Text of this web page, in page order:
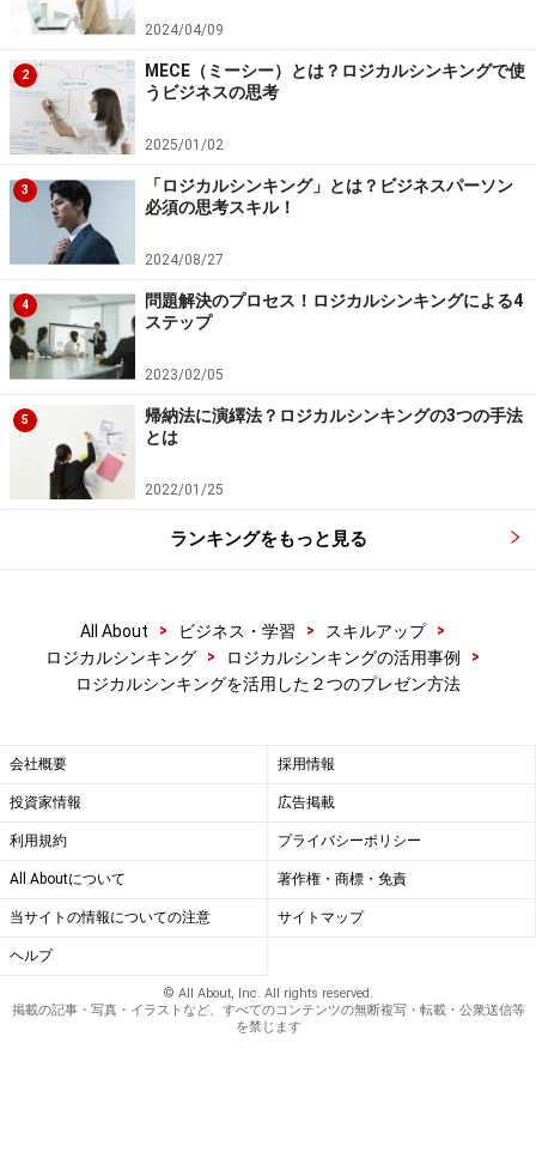
「単刀直入に結論からお話しますと」
というのが、最初に結論ありきの伝え方です。結論だけ
では納得いかないので、その結論にいたった理由を補足
していき、続いて結論をサポートする事例や根拠、デー
タなどについて補足していきます。結論→理由→データ
という順番で、トップダウンで構成されます。
これは、ロジカルシンキングの手法でいう、ロジックツ
リーのツリー構造と同じ構造で話すということにほかな
りません。
ロジックツリーの構成をもとにしているPREPプレゼン方法
例えば、このロジックツリーをもとに、PERP法で話す
■結論
■理由
これにいたった理由を3つをあげます。1にコスト面、2
にサポート面、3に拡張性とインテグレーションが理由
です。これらの3つの面で競合と比較検討を行った結
果、D社がもっとも有利と結論しました。
■データ
では、その結論をご納得いただくために、まずは1のコ
2024/04/09
2
MECE（ミーシー）とは？ロジカルシンキングで使
うビジネスの思考
2025/01/02
3
「ロジカルシンキング」とは？ビジネスパーソン
必須の思考スキル！
2024/08/27
4
問題解決のプロセス！ロジカルシンキングによる4
ステップ
2023/02/05
5
帰納法に演繹法？ロジカルシンキングの3つの手法
とは
2022/01/25
ランキングをもっと見る
All About > ビジネス・学習 > スキルアップ
>
ロジカルシンキング
> ロジカルシンキングの活用事例
>
ロジカルシンキングを活用した２つのプレゼン方法
会社概要 採用情報
投資家情報 広告掲載
利用規約 プライバシーポリシー
All Aboutについて 著作権・商標・免責
当サイトの情報についての注意 サイトマップ
ヘルプ
© All About, Inc. All rights reserved.
掲載の記事・写真・イラストなど、すべてのコンテンツの無断複写・転載・公衆送信等
を禁じます